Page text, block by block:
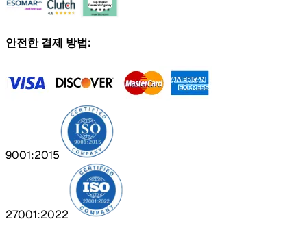
안전한 결제 방법:
9001:2015
27001:2022